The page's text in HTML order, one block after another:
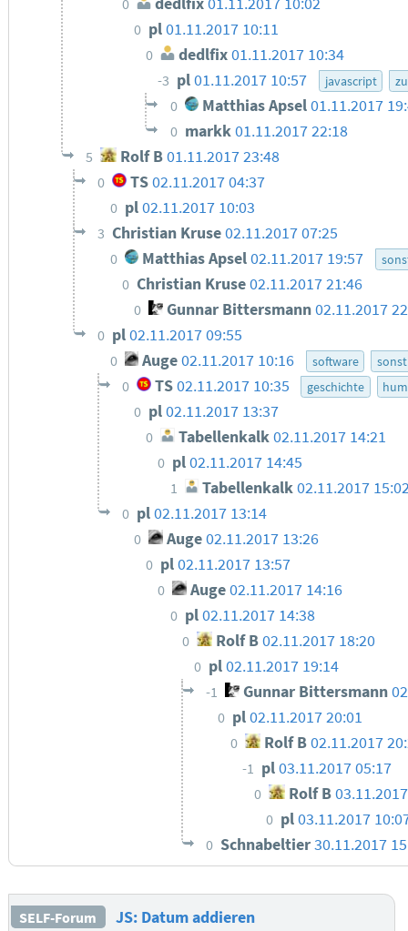
0 pl01.11.2017 10:11
0 dedlfix01.11.2017 10:34
-3 pl01.11.2017 10:57 javascript
0 Matthias Apsel01.11.2017
0 markk01.11.2017 22:18
5 Rolf B01.11.2017 23:48
0 TS02.11.2017 04:37
0 pl02.11.2017 10:03
3 Christian Kruse02.11.2017 07:25
0 Matthias Apsel02.11.2017 19:57
0 Christian Kruse02.11.2017 21:46
0 Gunnar Bittersmann02.11.2017
0 pl02.11.2017 09:55
0 Auge02.11.2017 10:16 software
0 TS 02.11.2017 10:35 geschichte
0 pl02.11.2017 13:37
0 Tabellenkalk02.11.2017 14:21
0 pl02.11.2017 14:45
1 Tabellenkalk02.11.2017
0 pl02.11.2017 13:14
0 Auge02.11.2017 13:26
0 pl02.11.2017 13:57
0 Auge02.11.2017 14:16
0 pl02.11.2017 14:38
0 Rolf B02.11.2017 18:20
0 pl02.11.2017 19:14
-1 Gunnar Bittersmann
0 pl02.11.2017 20:01
0 Rolf B02.11.2017
-1 pl03.11.2017 05:17
0 Rolf B
0 pl03.11.2017
0 Schnabeltier30.11.2017
SELF-Forum
JS: Datum addieren